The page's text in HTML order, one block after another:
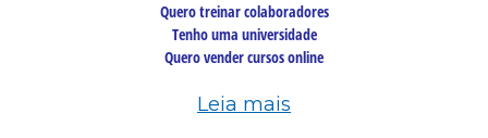
Quero treinar colaboradores
Tenho uma universidade
Quero vender cursos online
Leia mais